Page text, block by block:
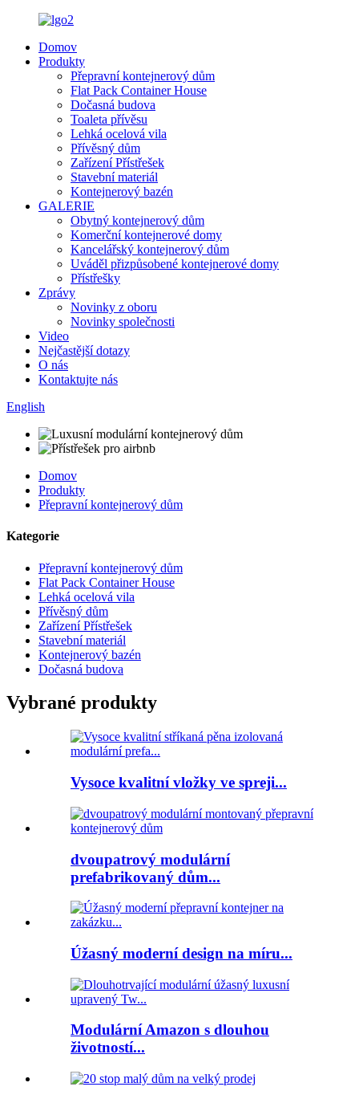
Domov
Produkty
Přepravní kontejnerový dům
Flat Pack Container House
Dočasná budova
Toaleta přívěsu
Lehká ocelová vila
Přívěsný dům
Zařízení Přístřešek
Stavební materiál
Kontejnerový bazén
GALERIE
Obytný kontejnerový dům
Komerční kontejnerové domy
Kancelářský kontejnerový dům
Uváděl přizpůsobené kontejnerové domy
Přístřešky
Zprávy
Novinky z oboru
Novinky společnosti
Video
Nejčastější dotazy
O nás
Kontaktujte nás
English
Domov
Produkty
Přepravní kontejnerový dům
Kategorie
Přepravní kontejnerový dům
Flat Pack Container House
Lehká ocelová vila
Přívěsný dům
Zařízení Přístřešek
Stavební materiál
Kontejnerový bazén
Dočasná budova
Vybrané produkty
Vysoce kvalitní vložky ve spreji...
dvoupatrový modulární
prefabrikovaný dům...
Úžasný moderní design na míru...
Modulární Amazon s dlouhou
životností...